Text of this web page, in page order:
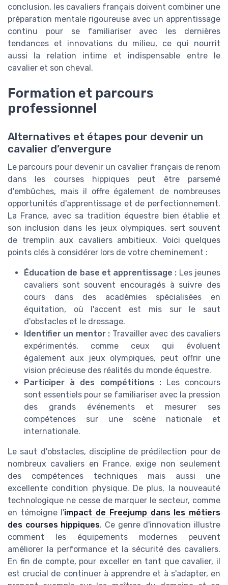
conclusion, les cavaliers français doivent combiner une
préparation mentale rigoureuse avec un apprentissage
continu pour se familiariser avec les dernières
tendances et innovations du milieu, ce qui nourrit
aussi la relation intime et indispensable entre le
cavalier et son cheval.
Formation et parcours
professionnel
Alternatives et étapes pour devenir un
cavalier d’envergure
Le parcours pour devenir un cavalier français de renom
dans les courses hippiques peut être parsemé
d'embûches, mais il offre également de nombreuses
opportunités d'apprentissage et de perfectionnement.
La France, avec sa tradition équestre bien établie et
son inclusion dans les jeux olympiques, sert souvent
de tremplin aux cavaliers ambitieux. Voici quelques
points clés à considérer lors de votre cheminement :
Éducation de base et apprentissage : Les jeunes
cavaliers sont souvent encouragés à suivre des
cours dans des académies spécialisées en
équitation, où l'accent est mis sur le saut
d'obstacles et le dressage.
Identifier un mentor : Travailler avec des cavaliers
expérimentés, comme ceux qui évoluent
également aux jeux olympiques, peut offrir une
vision précieuse des réalités du monde équestre.
Participer à des compétitions :Les concours
sont essentiels pour se familiariser avec la pression
des grands événements et mesurer ses
compétences sur une scène nationale et
internationale.
Le saut d'obstacles, discipline de prédilection pour de
nombreux cavaliers en France, exige non seulement
des compétences techniques mais aussi une
excellente condition physique. De plus, la nouveauté
technologique ne cesse de marquer le secteur, comme
en témoigne l'impact de Freejump dans les métiers
des courses hippiques. Ce genre d'innovation illustre
comment les équipements modernes peuvent
améliorer la performance et la sécurité des cavaliers.
En fin de compte, pour exceller en tant que cavalier, il
est crucial de continuer à apprendre et à s'adapter, en